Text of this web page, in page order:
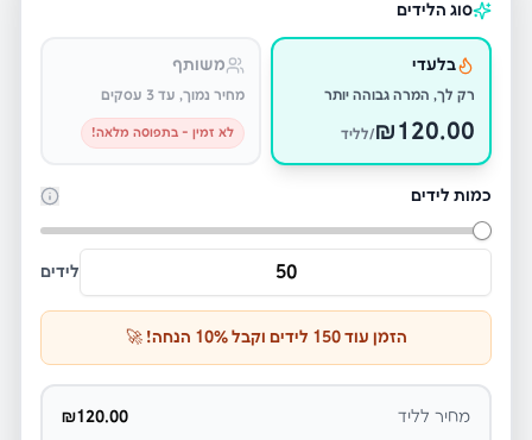
סוג הלידים
בלעדי
רק לך, המרה גבוהה יותר
₪120.00 /לליד
משותף
מחיר נמוך, עד 3 עסקים
לא זמין - בתפוסה מלאה!
כמות לידים
לידים
הזמן עוד150 לידים וקבל 10% הנחה! 🚀
מחיר לליד ₪120.00